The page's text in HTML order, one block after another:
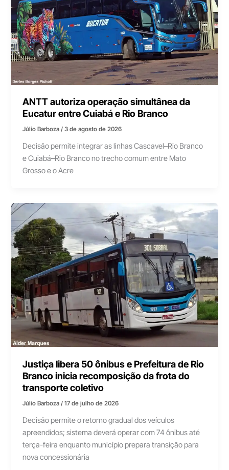
ANTT autoriza operação simultânea da
Eucatur entre Cuiabá e Rio Branco
Júlio Barboza/3 de agosto de 2026
Decisão permite integrar as linhas Cascavel–Rio Branco
e Cuiabá–Rio Branco no trecho comum entre Mato
Grosso e o Acre
Justiça libera 50 ônibus e Prefeitura de Rio
Branco inicia recomposição da frota do
transporte coletivo
Júlio Barboza/17 de julho de 2026
Decisão permite o retorno gradual dos veículos
apreendidos; sistema deverá operar com 74 ônibus até
terça-feira enquanto município prepara transição para
nova concessionária